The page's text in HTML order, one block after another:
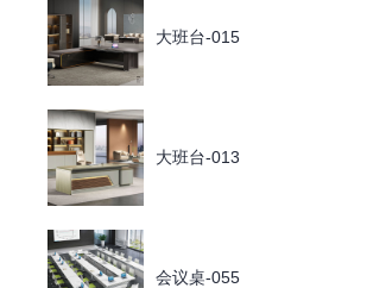
大班台-015
大班台-013
会议桌-055